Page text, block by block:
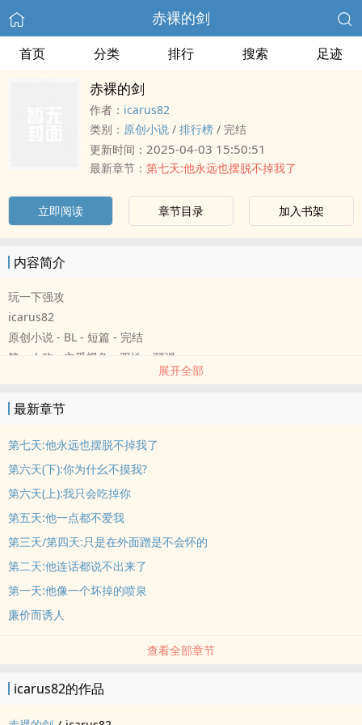
赤裸的剑
首页 分类 排行 搜索 足迹
赤裸的剑
作者： icarus82
类别： 原创小说 / 排行榜 / 完结
更新时间： 2025-04-03 15:50:51
最新章节： 第七天:他永远也摆脱不掉我了
立即阅读 章节目录 加入书架
内容简介
玩一下强攻
icarus82
原创小说 - BL - 短篇 - 完结
第一人称 - 主受视角 - 双性 - 弱强
静的老虎，又像是一个精美的战利品。
距离相关流程走完还有一星期，我决心在把他带回家前彻底驯服他。
隐忍双性强攻 X 鬼畜美受
排雷:1.攻之前生过孩子(无反攻)
2.攻比受高，比受壮，但受能单手扛起攻
展开全部
最新章节
第七天:他永远也摆脱不掉我了
第六天(下):你为什幺不摸我?
第六天(上):我只会吃掉你
第五天:他一点都不爱我
第三天/第四天:只是在外面蹭是不会怀的
第二天:他连话都说不出来了
第一天:他像一个坏掉的喷泉
廉价而诱人
查看全部章节
icarus82的作品